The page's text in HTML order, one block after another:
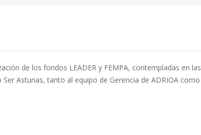
de los fondos LEADER y FEMPA, contempladas en
Asturias, tanto al equipo de Gerencia de ADRIOA